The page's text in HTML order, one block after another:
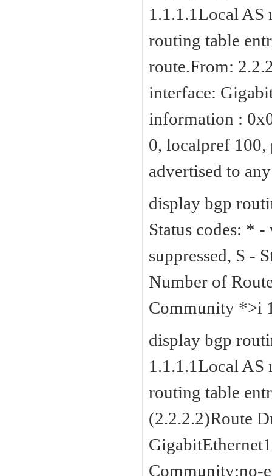
1.1.1.1Local AS
routing table
route.From:
interface:
information :
0, localpref 100,
advertised to
display bgp
Status codes: *
suppressed, S -
Number of
Community *>i
display bgp
1.1.1.1Local AS
routing table
(2.2.2.2)Route
Community:no-